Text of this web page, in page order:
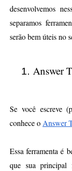
desenvolvemos
separamos
serão bem úteis no
Answer
Se você escreve
conhece o Answer
Essa ferramenta é
que sua principal